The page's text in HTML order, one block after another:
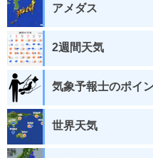
アメダス
2週間天気
気象予報士のポイ
世界天気